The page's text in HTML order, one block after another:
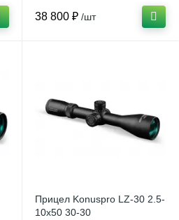
38 800 ₽ /шт
Прицел Konuspro LZ-30 2.5-
10x50 30-30